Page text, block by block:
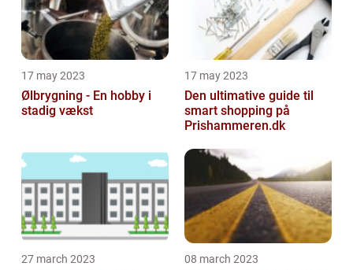
17 may 2023
Ølbrygning - En hobby i
stadig vækst
17 may 2023
Den ultimative guide til
smart shopping på
Prishammeren.dk
27 march 2023 08 march 2023